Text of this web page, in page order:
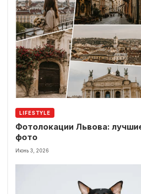
LIFESTYLE
Фотолокации Львова:
фото
Июнь 3, 2026